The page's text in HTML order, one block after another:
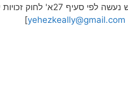
[בעל הזכויות בתמונה זו לא אותר. לכן,
yehezkeally@gmail.com
]